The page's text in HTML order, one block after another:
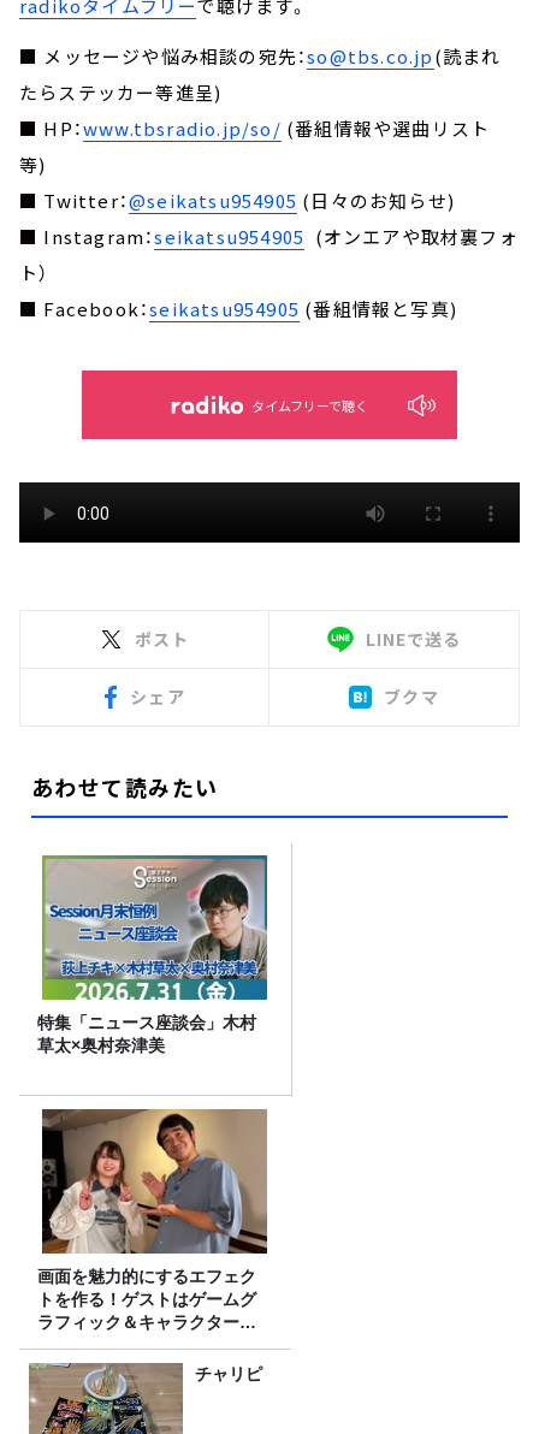
radikoタイムフリーで聴けます。
■ メッセージや悩み相談の宛先：so@tbs.co.jp(読まれ
たらステッカー等進呈)
■ HP：www.tbsradio.jp/so/ (番組情報や選曲リスト
等)
■ Twitter：@seikatsu954905 (日々のお知らせ)
■ Instagram：seikatsu954905 (オンエアや取材裏フォ
ト）
■ Facebook：seikatsu954905 (番組情報と写真)
タイムフリーで聴く
ポスト LINEで送る
シェア ブクマ
あわせて読みたい
特集「ニュース座談会」木村
草太×奥村奈津美
画面を魅力的にするエフェク
トを作る！ゲストはゲームグ
ラフィック＆キャラクター専
攻の遠藤里桜さん！
チャリピ